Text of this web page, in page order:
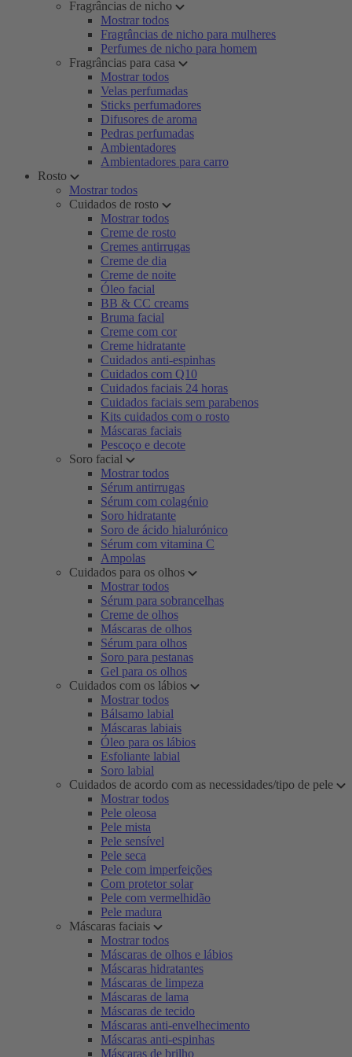
Fragrâncias de nicho
Mostrar todos
Fragrâncias de nicho para mulheres
Perfumes de nicho para homem
Fragrâncias para casa
Mostrar todos
Velas perfumadas
Sticks perfumadores
Difusores de aroma
Pedras perfumadas
Ambientadores
Ambientadores para carro
Rosto
Mostrar todos
Cuidados de rosto
Mostrar todos
Creme de rosto
Cremes antirrugas
Creme de dia
Creme de noite
Óleo facial
BB & CC creams
Bruma facial
Creme com cor
Creme hidratante
Cuidados anti-espinhas
Cuidados com Q10
Cuidados faciais 24 horas
Cuidados faciais sem parabenos
Kits cuidados com o rosto
Máscaras faciais
Pescoço e decote
Soro facial
Mostrar todos
Sérum antirrugas
Sérum com colagénio
Soro hidratante
Soro de ácido hialurónico
Sérum com vitamina C
Ampolas
Cuidados para os olhos
Mostrar todos
Sérum para sobrancelhas
Creme de olhos
Máscaras de olhos
Sérum para olhos
Soro para pestanas
Gel para os olhos
Cuidados com os lábios
Mostrar todos
Bálsamo labial
Máscaras labiais
Óleo para os lábios
Esfoliante labial
Soro labial
Cuidados de acordo com as necessidades/tipo de pele
Mostrar todos
Pele oleosa
Pele mista
Pele sensível
Pele seca
Pele com imperfeições
Com protetor solar
Pele com vermelhidão
Pele madura
Máscaras faciais
Mostrar todos
Máscaras de olhos e lábios
Máscaras hidratantes
Máscaras de limpeza
Máscaras de lama
Máscaras de tecido
Máscaras anti-envelhecimento
Máscaras anti-espinhas
Máscaras de brilho